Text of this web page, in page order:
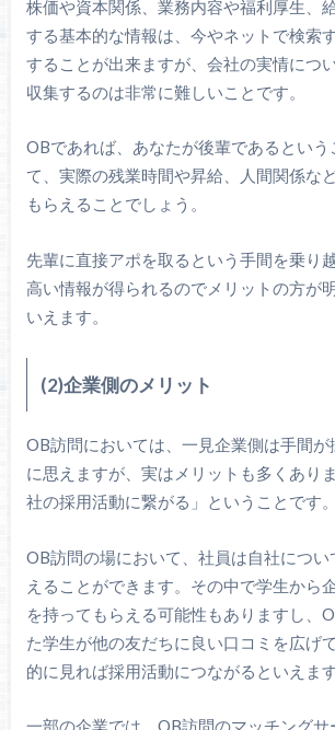
株価や資本関係、業務内容や福利厚生、
する基本的な情報は、今やネットで検索
することが出来ますが、会社の実情につ
収集するのは非常に難しいことです。
OBであれば、あなたが後輩であるという
て、実際の残業時間や昇給、人間関係な
もらえることでしょう。
先輩に直接アポを取るという手間を乗り
高い情報が得られるのでメリットの方が
いえます。
(2)企業側のメリット
OB訪問においては、一見企業側は手間が
に思えますが、実はメリットも多くあり
社の採用活動に繋がる」ということです。
OB訪問の場において、社員は自社につ
えることができます。その中で学生から
を持ってもらえる可能性もありますし、
た学生が他の友だちに良い口コミを広げ
的に見れば採用活動につながるといえます
一部の企業では、OB訪問のマッチングサ